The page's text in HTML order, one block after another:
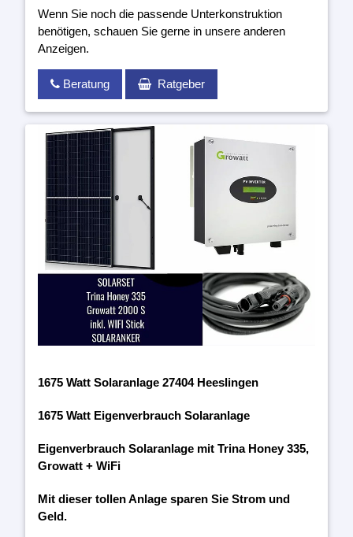
Wenn Sie noch die passende Unterkonstruktion
benötigen, schauen Sie gerne in unsere anderen
Anzeigen.
Beratung Ratgeber
1675 Watt Solaranlage 27404 Heeslingen
1675 Watt Eigenverbrauch Solaranlage
Eigenverbrauch Solaranlage mit Trina Honey 335,
Growatt + WiFi
Mit dieser tollen Anlage sparen Sie Strom und
Geld.